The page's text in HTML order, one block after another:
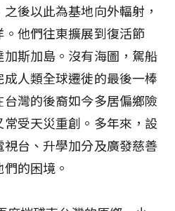
後以此為基地向外輻射，
他們往東擴展到復活節
斯加島。沒有海圖，駕船
人類全球遷徙的最後一棒
灣的後裔如今多居偏鄉險
受天災重創。多年來，設
台、升學加分及廣發慈善
的困境。